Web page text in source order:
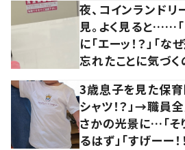
夜、コインランド
見。よく見ると……
に「エーッ！？」「な
忘れたことに気づく
3歳息子を見た保
シャツ！？」→職員
さかの光景に…「そ
るはず」「すげーー！